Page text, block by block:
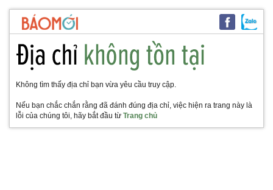
Không tìm thấy địa chỉ bạn vừa yêu cầu truy cập.
Nếu bạn chắc chắn rằng đã đánh đúng địa chỉ, việc hiện ra trang này là
lỗi của chúng tôi, hãy bắt đầu từ Trang chủ